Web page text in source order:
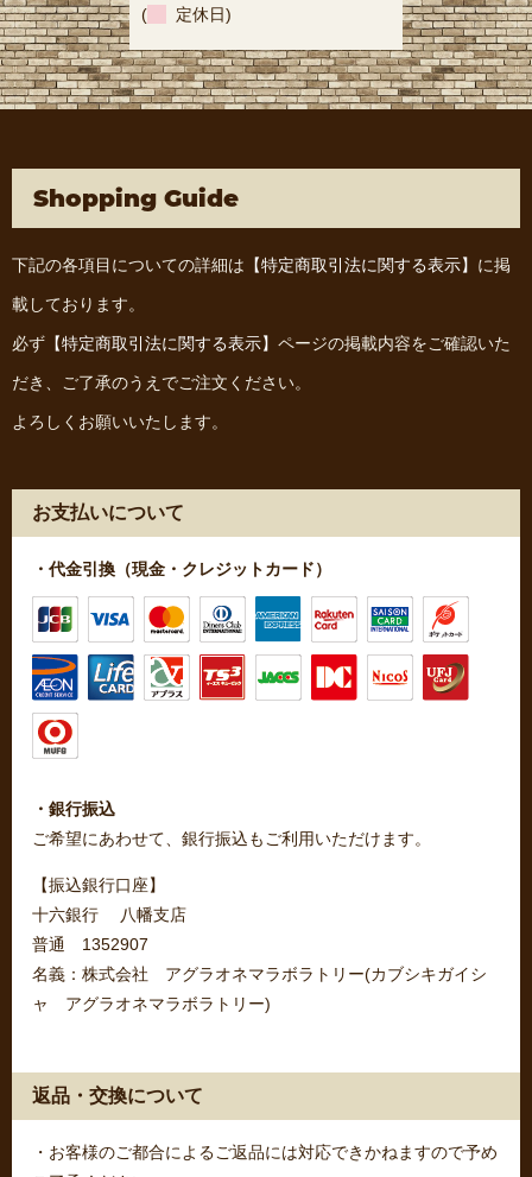
( 定休日)
Shopping Guide
下記の各項目についての詳細は 【特定商取引法に関する表示】 に掲
載しております。
必ず 【特定商取引法に関する表示】 ページの掲載内容をご確認いた
だき、ご了承のうえでご注文ください。
よろしくお願いいたします。
お支払いについて
・代金引換（現金・クレジットカード）
・銀行振込
ご希望にあわせて、銀行振込もご利用いただけます。
【振込銀行口座】
十六銀行 八幡支店
普通 1352907
名義：株式会社 アグラオネマラボラトリー(カブシキガイシ
ャ アグラオネマラボラトリー)
返品・交換について
・お客様のご都合によるご返品には対応できかねますので予め